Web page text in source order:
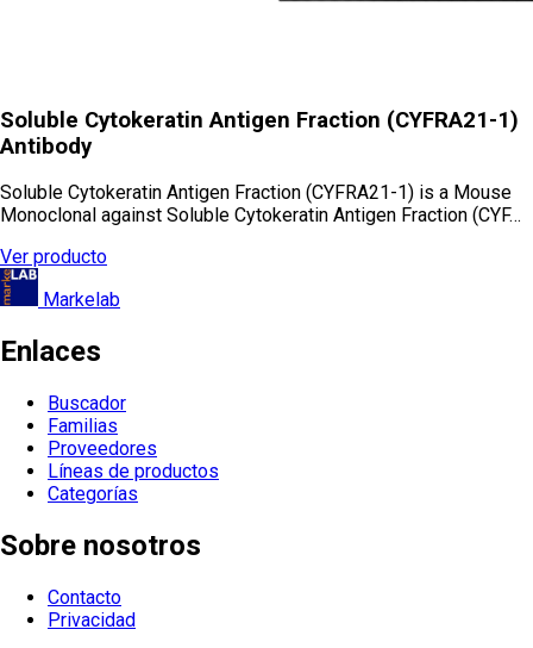
Soluble Cytokeratin Antigen Fraction (CYFRA21-1)
Antibody
Soluble Cytokeratin Antigen Fraction (CYFRA21-1) is a Mouse
Monoclonal against Soluble Cytokeratin Antigen Fraction (CYF…
Ver producto
Markelab
Enlaces
Buscador
Familias
Proveedores
Líneas de productos
Categorías
Sobre nosotros
Contacto
Privacidad